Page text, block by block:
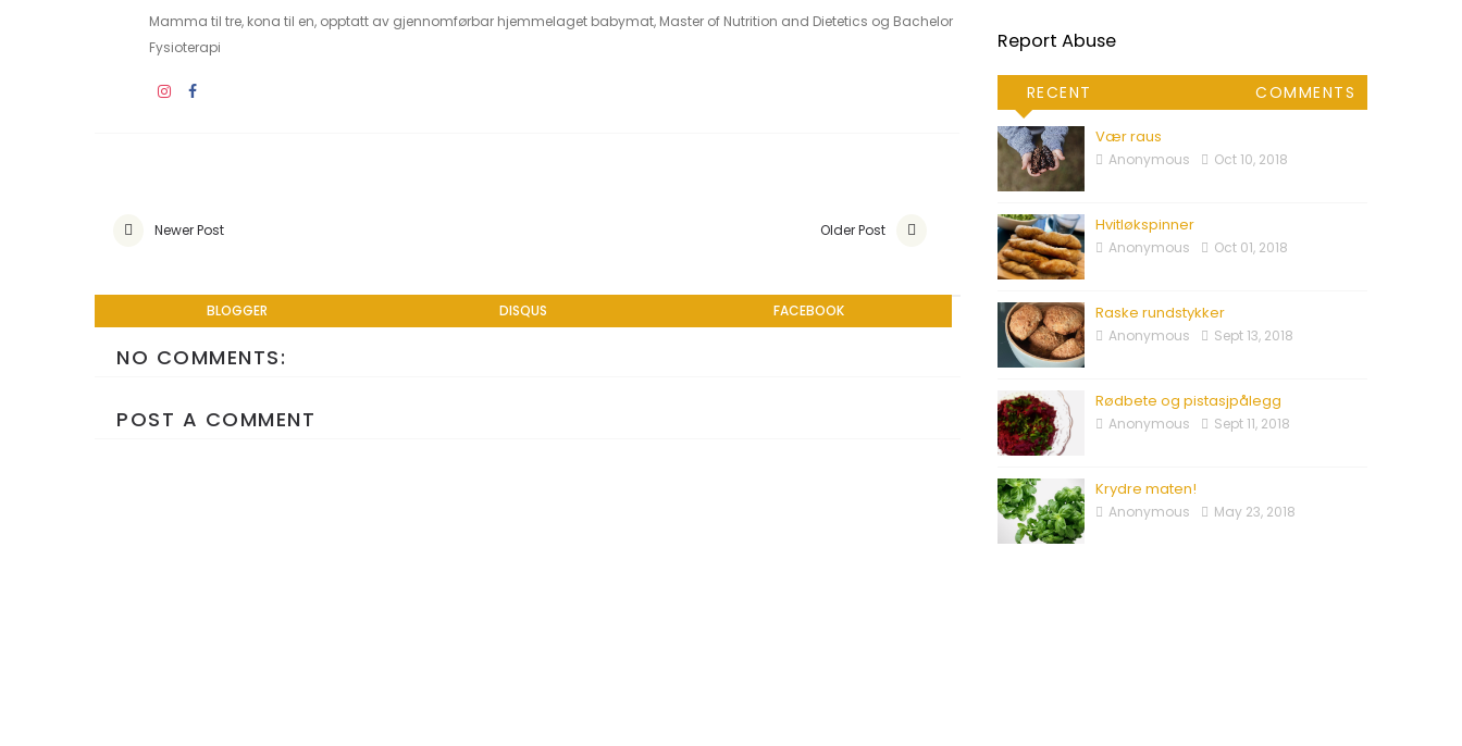
Mamma til tre, kona til en, opptatt av gjennomførbar hjemmelaget babymat, Master of Nutrition and Dietetics og Bachelor
Fysioterapi
Newer Post Older Post
BLOGGER DISQUS FACEBOOK
NO COMMENTS:
POST A COMMENT
Report Abuse
RECENT COMMENTS
Vær raus
Anonymous Oct 10, 2018
Hvitløkspinner
Anonymous Oct 01, 2018
Raske rundstykker
Anonymous Sept 13, 2018
Rødbete og pistasjpålegg
Anonymous Sept 11, 2018
Krydre maten!
Anonymous May 23, 2018